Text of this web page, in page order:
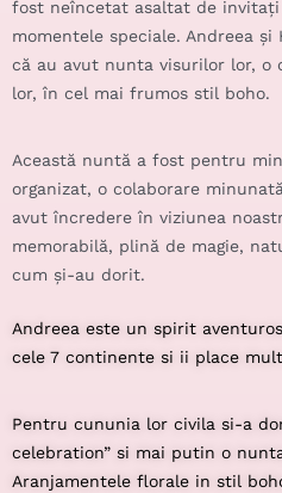
fost neîncetat asaltat de invitați
momentele speciale. Andreea
că au avut nunta visurilor lor, o
lor, în cel mai frumos stil boho.
Această nuntă a fost pentru
organizat, o colaborare
avut încredere în viziunea
memorabilă, plină de magie,
cum și-au dorit.
Andreea este un spirit
cele 7 continente si ii place
Pentru cununia lor civila si-a
celebration” si mai putin o
Aranjamentele florale in stil